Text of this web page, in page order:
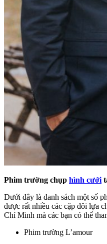
Phim trường chụp hình cưới
Dưới đây là danh sách một số
được rất nhiều các cặp đôi lựa
Chí Minh mà các bạn có thể
Phim trường L’amour